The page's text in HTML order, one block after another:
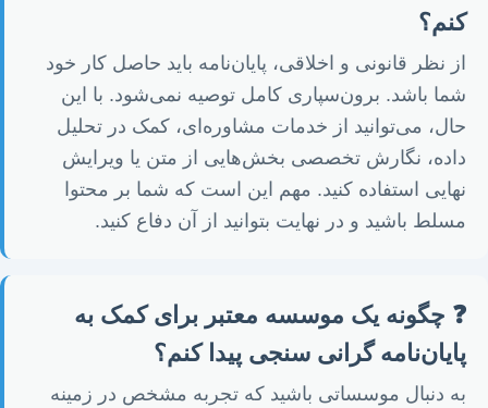
کنم؟
از نظر قانونی و اخلاقی، پایان‌نامه باید حاصل کار خود
شما باشد. برون‌سپاری کامل توصیه نمی‌شود. با این
حال، می‌توانید از خدمات مشاوره‌ای، کمک در تحلیل
داده، نگارش تخصصی بخش‌هایی از متن یا ویرایش
نهایی استفاده کنید. مهم این است که شما بر محتوا
مسلط باشید و در نهایت بتوانید از آن دفاع کنید.
❓ چگونه یک موسسه معتبر برای کمک به
پایان‌نامه گرانی سنجی پیدا کنم؟
به دنبال موسساتی باشید که تجربه مشخص در زمینه